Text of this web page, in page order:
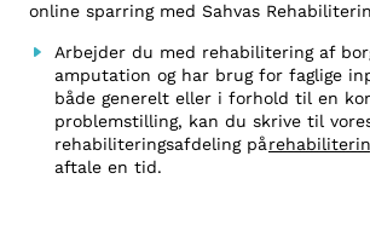
online sparring med Sahvas
Arbejder du med rehabilitering af
amputation og har brug for faglige
både generelt eller i forhold til en
problemstilling, kan du skrive til
rehabiliteringsafdeling på
aftale en tid.